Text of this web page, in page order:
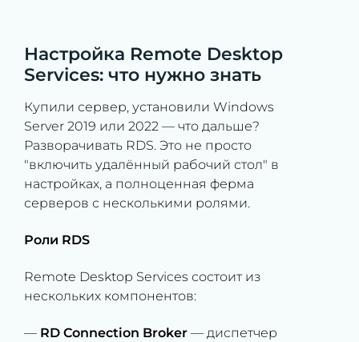
Настройка Remote Desktop
Services: что нужно знать
Купили сервер, установили Windows
Server 2019 или 2022 — что дальше?
Разворачивать RDS. Это не просто
"включить удалённый рабочий стол" в
настройках, а полноценная ферма
серверов с несколькими ролями.
Роли RDS
Remote Desktop Services состоит из
нескольких компонентов:
— RD Connection Broker — диспетчер